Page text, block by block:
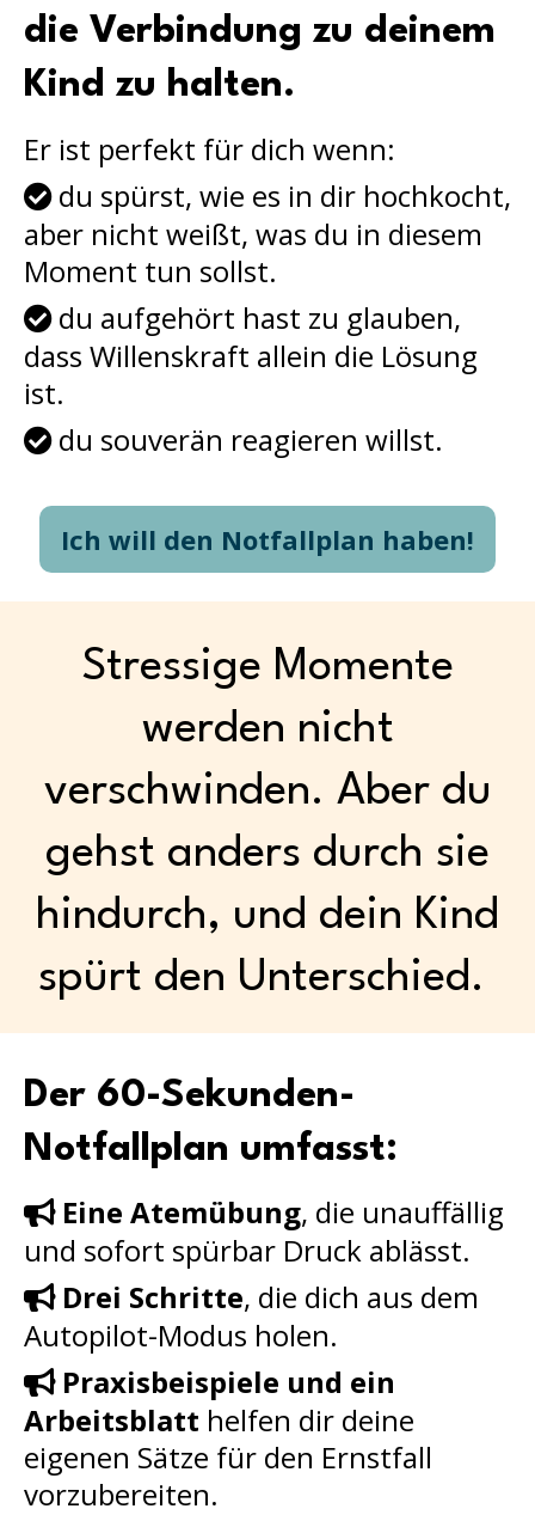
die Verbindung zu deinem
Kind zu halten.
Er ist perfekt für dich wenn:
du spürst, wie es in dir hochkocht,
aber nicht weißt, was du in diesem
Moment tun sollst.
du aufgehört hast zu glauben,
dass Willenskraft allein die Lösung
ist.
du souverän reagieren willst.
Ich will den Notfallplan haben!
Stressige Momente
werden nicht
verschwinden. Aber du
gehst anders durch sie
hindurch, und dein Kind
spürt den Unterschied.
Der 60-Sekunden-
Notfallplan umfasst:
Eine Atemübung, die unauffällig
und sofort spürbar Druck ablässt.
Drei Schritte, die dich aus dem
Autopilot-Modus holen.
Praxisbeispiele und ein
Arbeitsblatt helfen dir deine
eigenen Sätze für den Ernstfall
vorzubereiten.